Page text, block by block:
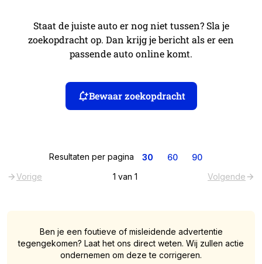
Staat de juiste auto er nog niet tussen? Sla je
zoekopdracht op. Dan krijg je bericht als er een
passende auto online komt.
Bewaar zoekopdracht
Resultaten per pagina 30 60
90
Vorige
1 van 1 Volgende
Ben je een foutieve of misleidende advertentie
tegengekomen? Laat het ons direct weten. Wij zullen actie
ondernemen om deze te corrigeren.